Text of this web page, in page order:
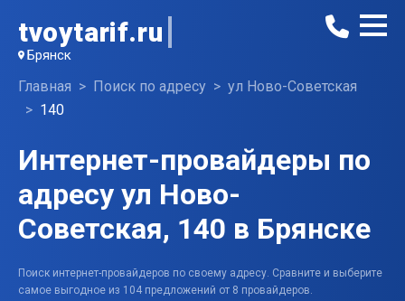
tvoytarif.ru
Брянск
Главная Поиск по адресу
ул Ново-Советская
140
Интернет-провайдеры по
адресу ул Ново-
Советская, 140 в Брянске
Поиск интернет-провайдеров по своему адресу. Сравните и выберите
самое выгодное из 104 предложений от 8 провайдеров.